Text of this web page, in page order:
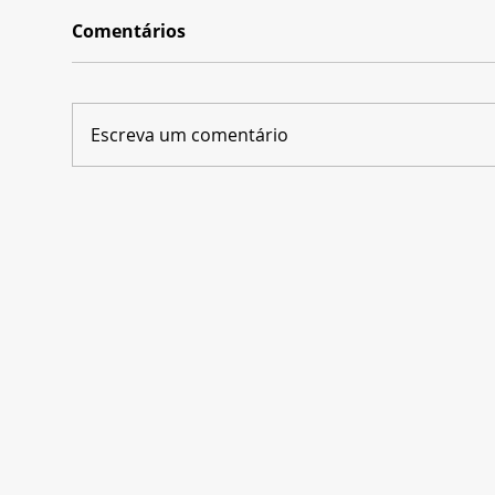
Comentários
Escreva um comentário